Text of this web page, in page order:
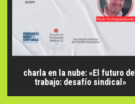
charla en la nube: «El futuro del
trabajo: desafío sindical»